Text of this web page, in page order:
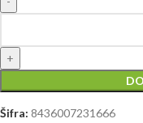
Šifra: 8436007231666